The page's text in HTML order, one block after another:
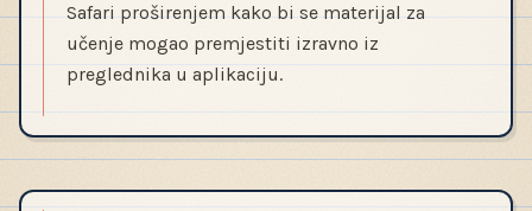
Safari proširenjem kako bi se materijal za
učenje mogao premjestiti izravno iz
preglednika u aplikaciju.